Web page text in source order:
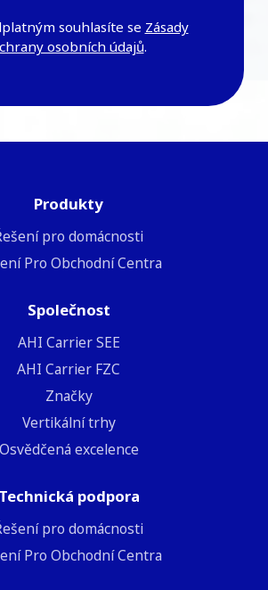
souhlasíte se Zásady
osobních údajů.
Produkty
pro domácnosti
Pro Obchodní Centra
Společnost
ΑΗΙ Carrier SEE
AHI Carrier FZC
Značky
Vertikální trhy
Osvědčená excelence
Technická podpora
pro domácnosti
Pro Obchodní Centra